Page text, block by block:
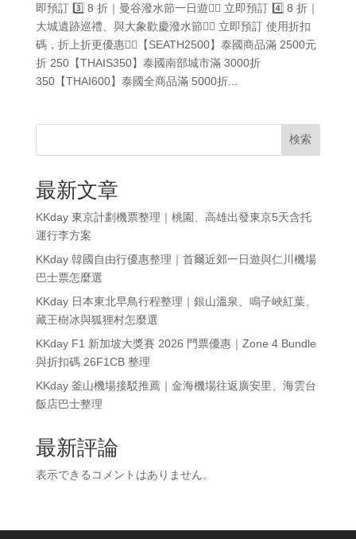
即預訂 3️⃣ 8 折｜曼谷潑水節一日遊👉🏻 立即預訂 4️⃣ 8 折｜
大城遺跡巡禮、與大象歡慶潑水節👉🏻 立即預訂 使用折扣
碼，折上折更優惠👇🏻【SEATH2500】泰國商品滿 2500元
折 250【THAIS350】泰國南部城市滿 3000折
350【THAI600】泰國全商品滿 5000折...
検索
最新文章
KKday 東京計劃機票整理｜桃園、高雄出發東京5天含托
運行李方案
KKday 韓國自由行優惠整理｜首爾近郊一日遊與仁川機場
巴士票怎麼選
KKday 日本東北早鳥行程整理｜銀山溫泉、鳴子峽紅葉、
藏王樹冰與狐狸村怎麼選
KKday F1 新加坡大獎賽 2026 門票優惠｜Zone 4 Bundle
與折扣碼 26F1CB 整理
KKday 釜山機場接駁推薦｜金海機場往返廣安里、海雲台
飯店巴士整理
最新評論
表示できるコメントはありません。